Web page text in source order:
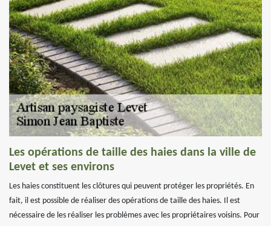
Les opérations de taille des haies dans la ville de
Levet et ses environs
Les haies constituent les clôtures qui peuvent protéger les propriétés. En
fait, il est possible de réaliser des opérations de taille des haies. Il est
nécessaire de les réaliser les problèmes avec les propriétaires voisins. Pour